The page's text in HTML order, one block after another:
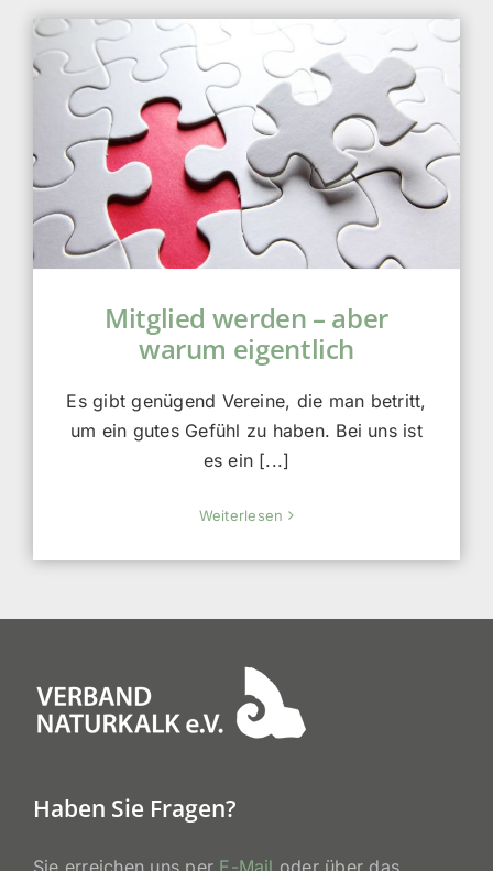
Mitglied werden – aber
warum eigentlich
Es gibt genügend Vereine, die man betritt,
um ein gutes Gefühl zu haben. Bei uns ist
es ein [...]
Weiterlesen
Haben Sie Fragen?